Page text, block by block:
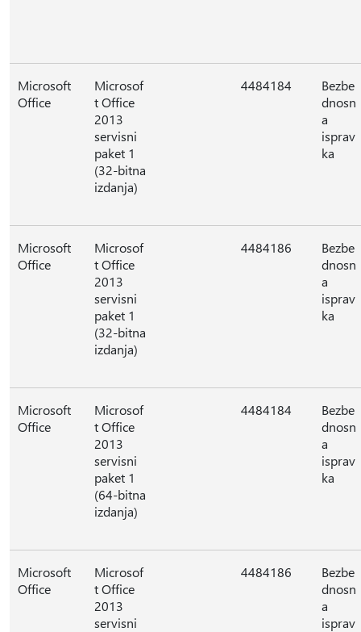
Microsoft
Office
Microsof
t Office
2013
servisni
paket 1
(32-bitna
izdanja)
4484184
Bezbe
dnosn
a
isprav
ka
Microsoft
Office
Microsof
t Office
2013
servisni
paket 1
(32-bitna
izdanja)
4484186
Bezbe
dnosn
a
isprav
ka
Microsoft
Office
Microsof
t Office
2013
servisni
paket 1
(64-bitna
izdanja)
4484184
Bezbe
dnosn
a
isprav
ka
Microsoft
Office
Microsof
t Office
2013
servisni
4484186
Bezbe
dnosn
a
isprav